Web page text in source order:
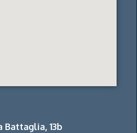
Battaglia, 13b